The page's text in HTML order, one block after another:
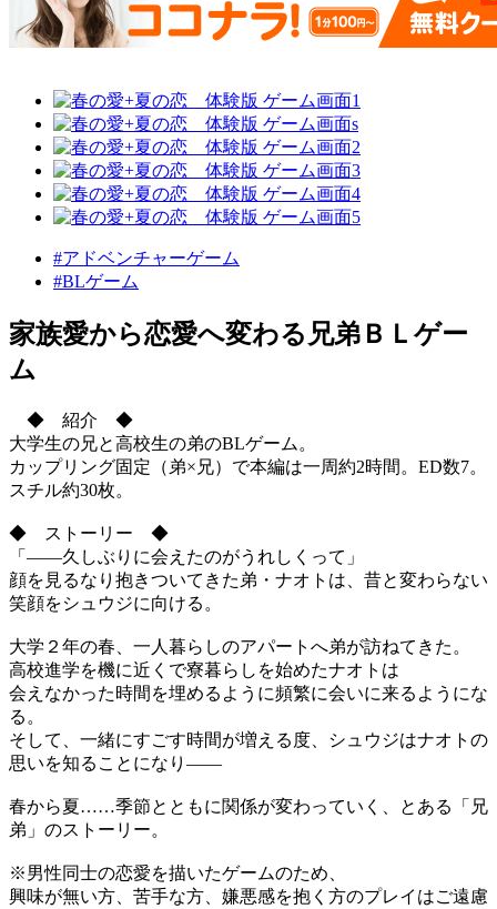
#アドベンチャーゲーム
#BLゲーム
家族愛から恋愛へ変わる兄弟ＢＬゲー
ム
◆ 紹介 ◆
大学生の兄と高校生の弟のBLゲーム。
カップリング固定（弟×兄）で本編は一周約2時間。ED数7。
スチル約30枚。
◆ ストーリー ◆
「――久しぶりに会えたのがうれしくって」
顔を見るなり抱きついてきた弟・ナオトは、昔と変わらない
笑顔をシュウジに向ける。
大学２年の春、一人暮らしのアパートへ弟が訪ねてきた。
高校進学を機に近くで寮暮らしを始めたナオトは
会えなかった時間を埋めるように頻繁に会いに来るようにな
る。
そして、一緒にすごす時間が増える度、シュウジはナオトの
思いを知ることになり――
春から夏……季節とともに関係が変わっていく、とある「兄
弟」のストーリー。
※男性同士の恋愛を描いたゲームのため、
興味が無い方、苦手な方、嫌悪感を抱く方のプレイはご遠慮